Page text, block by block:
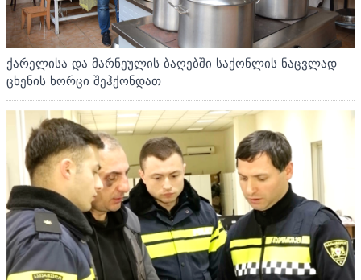
ქარელისა და მარნეულის ბაღებში საქონლის ნაცვლად
ცხენის ხორცი შეჰქონდათ